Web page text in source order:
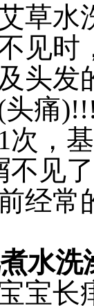
水
见时
头发
头痛
，基
不见
经常
洗
长